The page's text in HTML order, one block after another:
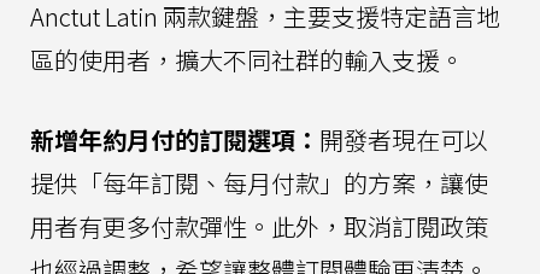
Anctut Latin 兩款鍵盤，主要支援特定語言地
區的使用者，擴大不同社群的輸入支援。
新增年約月付的訂閱選項： 開發者現在可以
提供「每年訂閱、每月付款」的方案，讓使
用者有更多付款彈性。此外，取消訂閱政策